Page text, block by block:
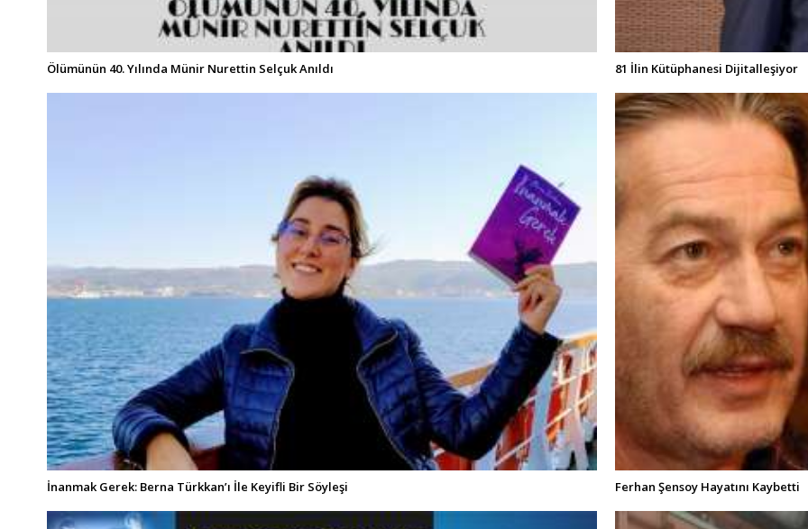
Ölümünün 40. Yılında Münir Nurettin Selçuk Anıldı 81 İlin Kütüphanesi Dijitalleşiyor
İnanmak Gerek: Berna Türkkan’ı İle Keyifli Bir Söyleşi Ferhan Şensoy Hayatını Kaybetti